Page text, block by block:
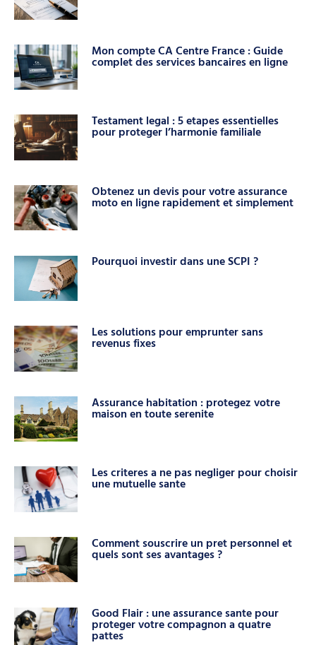
Mon compte CA Centre France : Guide
complet des services bancaires en ligne
Testament legal : 5 etapes essentielles
pour proteger l’harmonie familiale
Obtenez un devis pour votre assurance
moto en ligne rapidement et simplement
Pourquoi investir dans une SCPI ?
Les solutions pour emprunter sans
revenus fixes
Assurance habitation : protegez votre
maison en toute serenite
Les criteres a ne pas negliger pour choisir
une mutuelle sante
Comment souscrire un pret personnel et
quels sont ses avantages ?
Good Flair : une assurance sante pour
proteger votre compagnon a quatre
pattes